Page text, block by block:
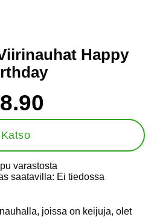
Happy
Katso
varastosta
saatavilla: Ei tiedossa
joissa on keijuja, olet